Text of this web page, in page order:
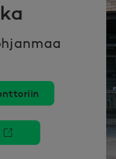
uuteen ikkunaan.